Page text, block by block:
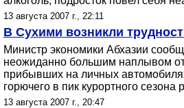
13 августа 2007 г., 22:11
В Сухими возникли
Министр экономики Абхазии
неожиданно большим наплывом
прибывших на личных
горючего в пик курортного сезона
13 августа 2007 г., 20:47